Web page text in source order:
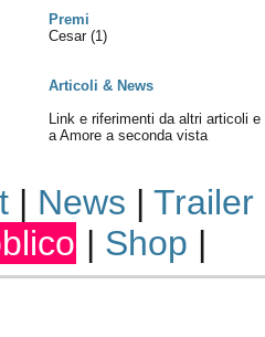
Premi
Cesar (1)
Articoli & News
Link e riferimenti da altri articoli e
a Amore a seconda vista
| News | Trailer
| Shop |